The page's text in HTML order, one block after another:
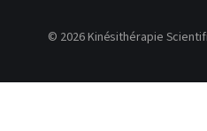
© 2026 Kinésithérapie